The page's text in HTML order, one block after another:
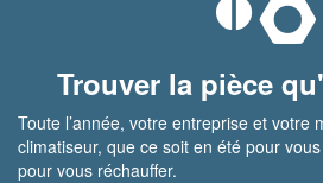
Trouver la pièce
Toute l’année, votre entreprise et votre
climatiseur, que ce soit en été pour
pour vous réchauffer.